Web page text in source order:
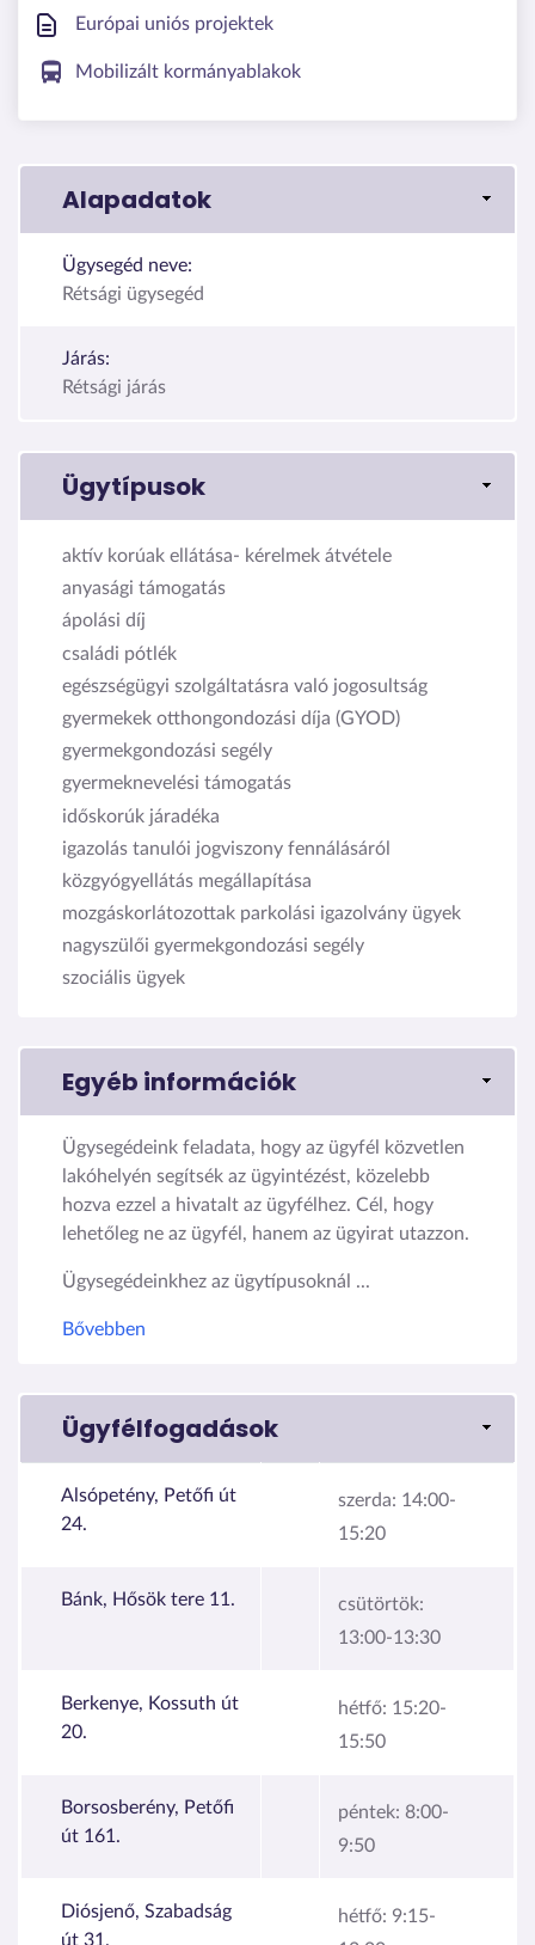
Európai uniós projektek
Mobilizált kormányablakok
Alapadatok
Ügysegéd neve:
Rétsági ügysegéd
Járás:
Rétsági járás
Ügytípusok
aktív korúak ellátása- kérelmek átvétele
anyasági támogatás
ápolási díj
családi pótlék
egészségügyi szolgáltatásra való jogosultság
gyermekek otthongondozási díja (GYOD)
gyermekgondozási segély
gyermeknevelési támogatás
időskorúk járadéka
igazolás tanulói jogviszony fennálásáról
közgyógyellátás megállapítása
mozgáskorlátozottak parkolási igazolvány ügyek
nagyszülői gyermekgondozási segély
szociális ügyek
Egyéb információk
Ügysegédeink feladata, hogy az ügyfél közvetlen
lakóhelyén segítsék az ügyintézést, közelebb
hozva ezzel a hivatalt az ügyfélhez. Cél, hogy
lehetőleg ne az ügyfél, hanem az ügyirat utazzon.
Ügysegédeinkhez az ügytípusoknál ...
Bővebben
Ügyfélfogadások
Alsópetény, Petőfi út
24.
szerda: 14:00-
15:20
Bánk, Hősök tere 11.
csütörtök:
13:00-13:30
Berkenye, Kossuth út
20.
hétfő: 15:20-
15:50
Borsosberény, Petőfi
út 161.
péntek: 8:00-
9:50
Diósjenő, Szabadság
út 31.
hétfő: 9:15-